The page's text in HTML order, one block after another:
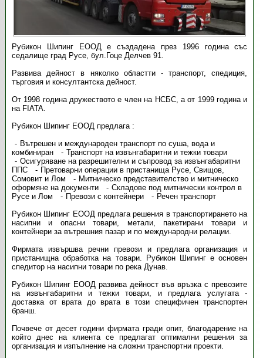
Рубикон Шипинг ЕООД е създадена през 1996 година със
седалище град Русе, бул.Гоце Делчев 91.
Развива дейност в няколко областти - транспорт, спедиция,
търговия и консултантска дейност.
От 1998 година дружеството е член на НСБС, а от 1999 година и
на FIATA.
Рубикон Шипинг ЕООД предлага :
Вътрешен и международен транспорт по суша, вода и
комбиниран
Транспорт на извънгабаритни и тежки товари
Осигуряване на разрешителни и съпровод за извънгабаритни
ППС
Претоварни операции в пристанища Русе, Свищов,
Сомовит и Лом
Митническо представителство и митническо
оформяне на документи
Складове под митнически контрол в
Русе и Лом
Превози с контейнери
Речен транспорт
Рубикон Шипинг ЕООД предлага решения в транспортирането на
насипни и опасни товари, метали, пакетирани товари и
контейнери за вътрешния пазар и по международни релации.
Фирмата извършва речни превози и предлага организация и
пристанищна обработка на товари. Рубикон Шипинг е основен
спедитор на насипни товари по река Дунав.
Рубикон Шипинг ЕООД развива дейност във връзка с превозите
на извънгабаритни и тежки товари, и предлага услугата -
доставка от врата до врата в този специфичен транспортен
бранш.
Почвече от десет години фирмата гради опит, благодарение на
който днес на клиента се предлагат оптимални решения за
организация и изпълнение на сложни транспортни проекти.